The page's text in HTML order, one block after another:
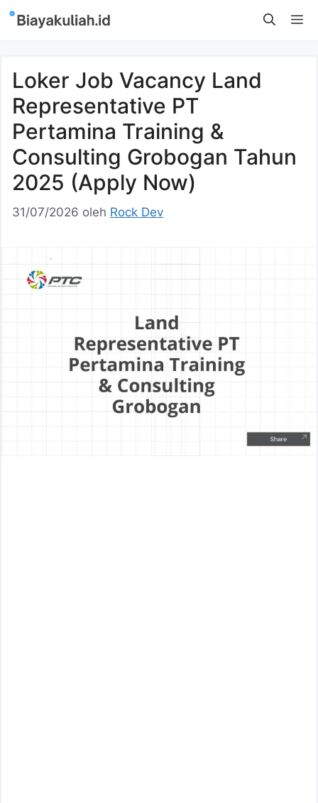
Langsung
Loker Job Vacancy Land
Representative PT
Pertamina Training &
Consulting Grobogan Tahun
2025 (Apply Now)
31/07/2026 oleh Rock Dev